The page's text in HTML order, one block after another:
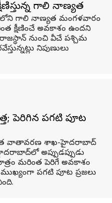
గాలి నాణ్యత
గాలి నాణ్యత మంగళవారం
క్షీణించే అవకాశం ఉందని
రాజస్థాన్ నుంచి వీచే పశ్చిమ
నిపుణులు
పెరిగిన పగటి పూట
వాతావరణ శాఖ-హైదరాబాద్
అప్పుడప్పుడు
మరింత పెరిగే అవకాశం
పగటి పూట ప్రజలు